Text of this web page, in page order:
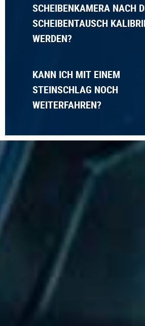
SCHEIBENKAMERA NACH
SCHEIBENTAUSCH
WERDEN?
KANN ICH MIT EINEM
STEINSCHLAG NOCH
WEITERFAHREN?